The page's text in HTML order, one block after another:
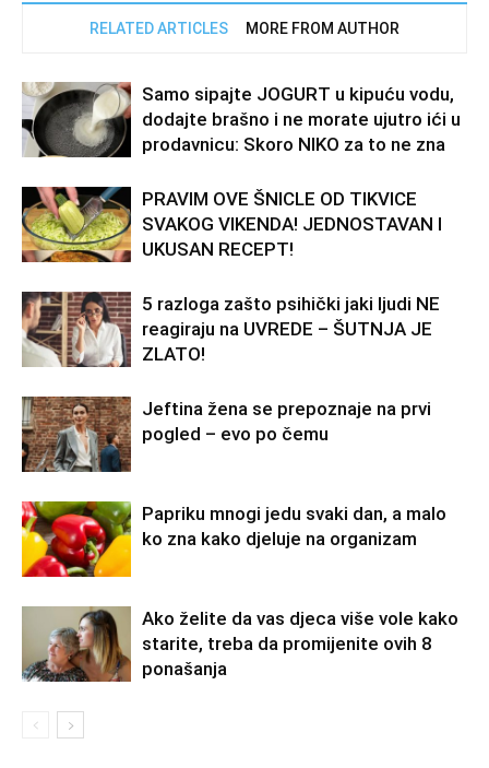
RELATED ARTICLES MORE FROM AUTHOR
Samo sipajte JOGURT u kipuću vodu,
dodajte brašno i ne morate ujutro ići u
prodavnicu: Skoro NIKO za to ne zna
PRAVIM OVE ŠNICLE OD TIKVICE
SVAKOG VIKENDA! JEDNOSTAVAN I
UKUSAN RECEPT!
5 razloga zašto psihički jaki ljudi NE
reagiraju na UVREDE – ŠUTNJA JE
ZLATO!
Jeftina žena se prepoznaje na prvi
pogled – evo po čemu
Papriku mnogi jedu svaki dan, a malo
ko zna kako djeluje na organizam
Ako želite da vas djeca više vole kako
starite, treba da promijenite ovih 8
ponašanja